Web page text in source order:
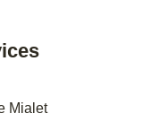
Mialet